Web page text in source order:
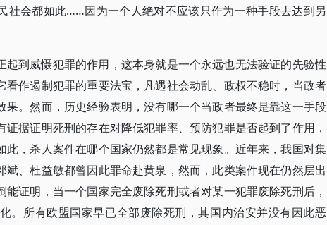
社会都如此……因为一个人绝对不应该只作为一种手段去达到另
起到威慑犯罪的作用，这本身就是一个永远也无法验证的先验性
作遏制犯罪的重要法宝，凡遇社会动乱、政权不稳时，当政者
。然而，历史经验表明，没有哪一个当政者最终是靠这一手段
据证明死刑的存在对降低犯罪率、预防犯罪是否起到了作用，
此，杀人案件在哪个国家仍然都是常见现象。近年来，我国对集
、杜益敏都曾因此罪命赴黄泉，然而，此类案件现在仍然层出
证明，当一个国家完全废除死刑或者对某一犯罪废除死刑后，
。所有欧盟国家早已全部废除死刑，其国内治安并没有因此恶